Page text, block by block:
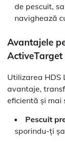
de pescuit,
navighează
Avantajele
ActiveTarget
Utilizarea HDS
avantaje,
eficientă și mai
Pescuit
sporindu-ți